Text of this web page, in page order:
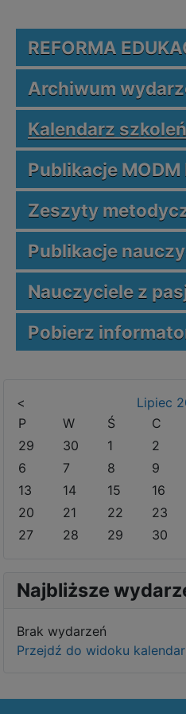
REFORMA
Archiwum
Kalendarz
Publikacje MODM
Zeszyty
Publikacje
Nauczyciele z
Pobierz
< Lipiec
P
W Ś C
29
30 1 2
6
7 8 9
13
14 15 16
20
21 22 23
27
28 29 30
Najbliższe
Brak wydarzeń
Przejdź do widoku